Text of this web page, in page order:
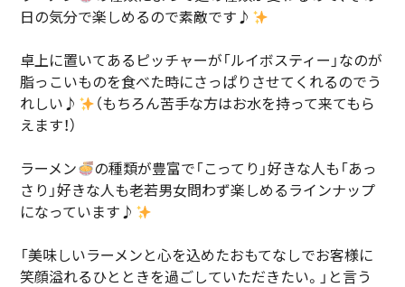
日の気分で楽しめるので素敵です♪
卓上に置いてあるピッチャーが「ルイボスティー」なのが
脂っこいものを食べた時にさっぱりさせてくれるのでう
れしい♪
（もちろん苦手な方はお水を持って来てもら
えます！）
ラーメン
の種類が豊富で「こってり」好きな人も「あっ
さり」好きな人も老若男女問わず楽しめるラインナップ
になっています♪
「美味しいラーメンと心を込めたおもてなしでお客様に
笑顔溢れるひとときを過ごしていただきたい。」と言う